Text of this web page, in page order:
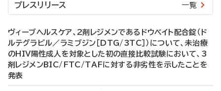
プレスリリース 一覧
ヴィーブヘルスケア、2剤レジメンであるドウベイト配合錠（ド
ルテグラビル／ラミブジン［DTG/3TC］）について、未治療
のHIV陽性成人を対象とした初の直接比較試験において、3
剤レジメンBIC/FTC/TAFに対する非劣性を示したことを
発表